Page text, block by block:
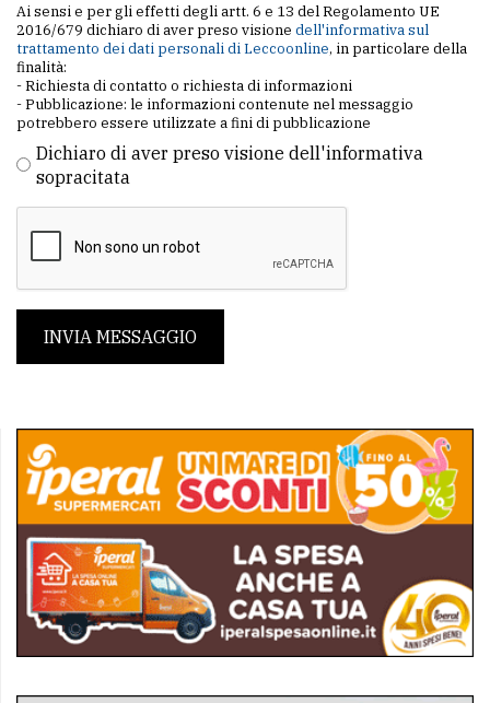
Ai sensi e per gli effetti degli artt. 6 e 13 del Regolamento UE
2016/679 dichiaro di aver preso visione dell'informativa sul
trattamento dei dati personali di Leccoonline, in particolare della
finalità:
- Richiesta di contatto o richiesta di informazioni
- Pubblicazione: le informazioni contenute nel messaggio
potrebbero essere utilizzate a fini di pubblicazione
Dichiaro di aver preso visione dell'informativa
sopracitata
INVIA MESSAGGIO